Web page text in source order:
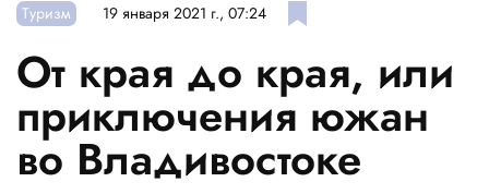
Туризм 19 января 2021 г., 07:24
От края до края, или
приключения южан
во Владивостоке